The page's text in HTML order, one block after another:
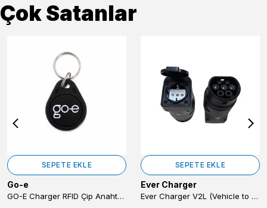
Çok Satanlar
SEPETE EKLE
Go-e
GO-E Charger RFID Çip Anahtarlık – GO-E Şarj Cihazı İçin (Tekli)
SEPETE EKLE
Ever Charger
Ever Charger V2L (Vehicle to Load) Adaptörü -BYD Elektrikli Araçlardan Enerji Alma (Araçtan Cihaza Güç Transferi)